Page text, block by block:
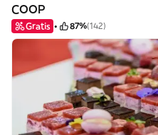
COOP
Gratis 87%(142)